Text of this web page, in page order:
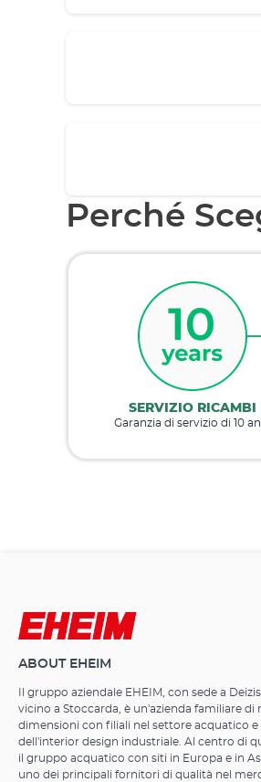
Perché
SERVIZIO RICAMBI
Garanzia di servizio di 10
ABOUT EHEIM
Il gruppo aziendale EHEIM, con sede a
vicino a Stoccarda, è un'azienda familiare di
dimensioni con filiali nel settore acquatico e
dell'interior design industriale. Al centro di
il gruppo acquatico con siti in Europa e in
uno dei principali fornitori di qualità nel